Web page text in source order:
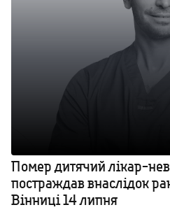
Помер дитячий лікар-
постраждав внаслідок
Вінниці 14 липня